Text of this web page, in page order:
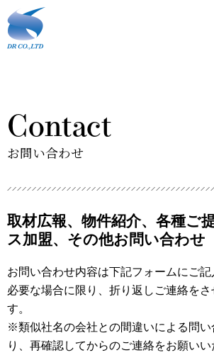
Contact
お問い合わせ
取材広報、物件紹介、各種ご
ス加盟、その他お問い合わせ
お問い合わせ内容は下記フォームにご記
必要な場合に限り、折り返しご連絡をさ
す。
※類似社名の会社との間違いによる問い
り、再確認してからのご連絡をお願いい